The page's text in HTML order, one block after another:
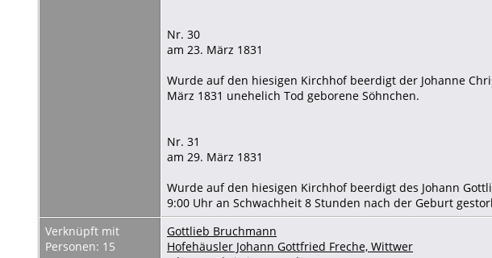
Nr. 30
am 23. März 1831
Wurde auf den hiesigen Kirchhof beerdigt der Johanne
März 1831 unehelich Tod geborene Söhnchen.
Nr. 31
am 29. März 1831
Wurde auf den hiesigen Kirchhof beerdigt des Johann
9:00 Uhr an Schwachheit 8 Stunden nach der Geburt
Verknüpft mit
Personen: 15
Gottlieb Bruchmann
Hofehäusler Johann Gottfried Freche, Wittwer